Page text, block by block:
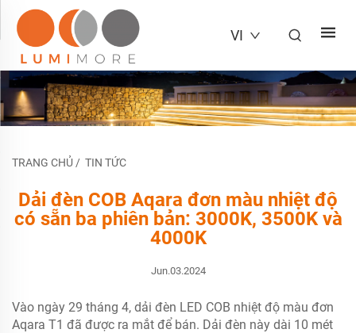
VI
TRANG CHỦ / TIN TỨC
Dải đèn COB Aqara đơn màu nhiệt độ
có sẵn ba phiên bản: 3000K, 3500K và
4000K
Jun.03.2024
Vào ngày 29 tháng 4, dải đèn LED COB nhiệt độ màu đơn
Aqara T1 đã được ra mắt để bán. Dải đèn này dài 10 mét